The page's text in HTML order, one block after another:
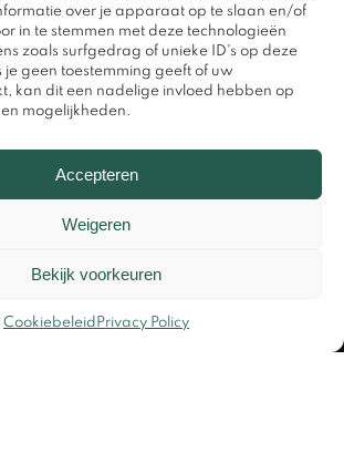
over je apparaat op te slaan en/of
in te stemmen met deze technologieën
zoals surfgedrag of unieke ID's op deze
je geen toestemming geeft of uw
kan dit een nadelige invloed hebben op
mogelijkheden.
Accepteren
Weigeren
Bekijk voorkeuren
Cookiebeleid Privacy Policy
0317 – 420848